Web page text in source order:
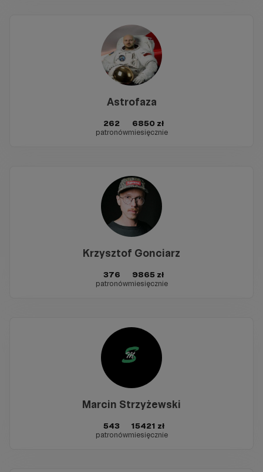
Astrofaza
262
patronów
6850 zł
miesięcznie
Krzysztof Gonciarz
376
patronów
9865 zł
miesięcznie
Marcin Strzyżewski
543
patronów
15421 zł
miesięcznie